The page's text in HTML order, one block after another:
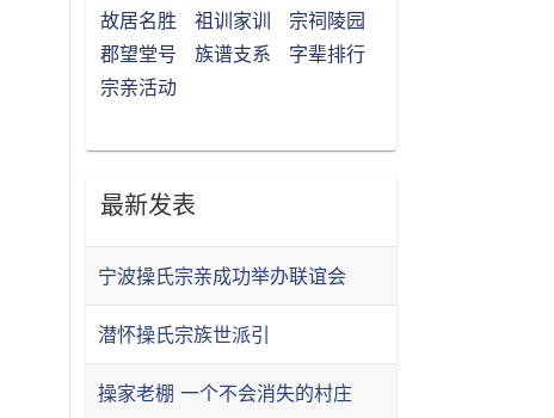
故居名胜
祖训家训
宗祠陵园
郡望堂号
族谱支系
字辈排行
宗亲活动
最新发表
宁波操氏宗亲成功举办联谊会
潜怀操氏宗族世派引
操家老棚 一个不会消失的村庄